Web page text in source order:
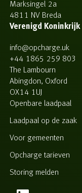
Marksingel 2a
4811 NV Breda
Verenigd Koninkrijk
info@opcharge.uk
+44 1865 259 803
The Lambourn
Abingdon, Oxford
OX14 1UJ
Openbare laadpaal
Laadpaal op de zaak
Voor gemeenten
Opcharge tarieven
Storing melden